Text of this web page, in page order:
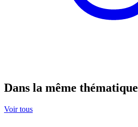
Dans la même thématique
Voir tous